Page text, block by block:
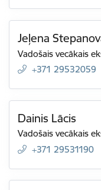
Jeļena
Vadošais vecākais
+371 29532059
Dainis Lācis
Vadošais vecākais
+371 29531190